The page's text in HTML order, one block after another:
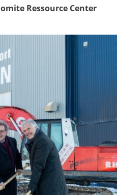
Ressource Center